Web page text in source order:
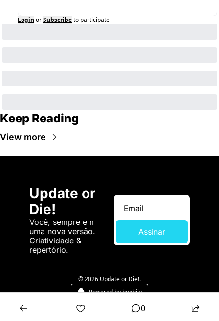
Login orSubscribeto participate
Keep Reading
View more
Update or
Die!
Você, sempre em
uma nova versão.
Criatividade &
repertório.
Assinar
© 2026 Update or Die!.
Powered by beehiiv
0